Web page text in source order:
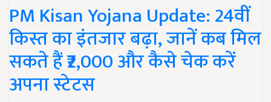
PM Kisan Yojana Update: 24वीं
किस्त का इंतजार बढ़ा, जानें कब मिल
सकते हैं ₹2,000 और कैसे चेक करें
अपना स्टेटस